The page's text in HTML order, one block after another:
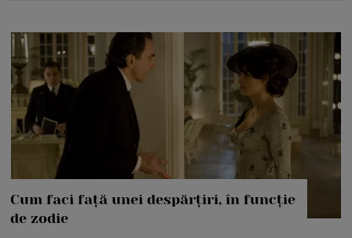
Cum faci față unei despărțiri, în funcție
de zodie